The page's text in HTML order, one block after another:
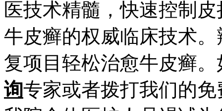
医技术精髓，快速控制
牛皮癣的权威临床技术
复项目轻松治愈牛皮癣
询专家或者拨打我们的